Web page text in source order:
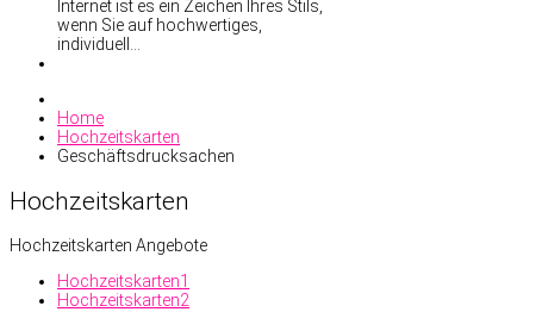
Internet ist es ein Zeichen Ihres Stils,
wenn Sie auf hochwertiges,
individuell…
Home
Hochzeitskarten
Geschäftsdrucksachen
Hochzeitskarten
Hochzeitskarten Angebote
Hochzeitskarten1
Hochzeitskarten2